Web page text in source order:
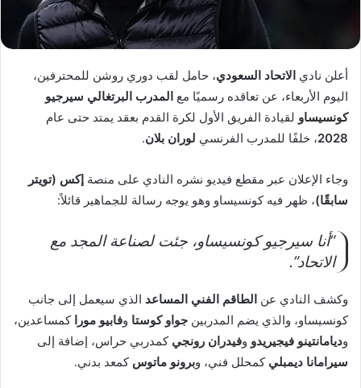
أعلن نادي الاتحاد السعودي، حامل لقب دوري روشن للمحترفين،
اليوم الأربعاء، عن تعاقده رسميًا مع المدرب البرتغالي سيرجيو
كونسيساو لقيادة الفريق الأول لكرة القدم بعقد يمتد حتى عام
2028، خلفًا للمدرب الفرنسي لوران بلان.
وجاء الإعلان عبر مقطع فيديو نشره النادي على منصة إكس (تويتر
سابقًا)، ظهر فيه كونسيساو وهو يوجه رسالة للجماهير قائلاً:
“أنا سيرجيو كونسيساو، جئت لصناعة المجد مع
الاتحاد”.
وكشف النادي عن الطاقم الفني المساعد الذي سيعمل إلى جانب
كونسيساو، والذي يضم المدربين جواو كوستا وفابيو مورا كمساعدين،
وديامانتينو فيجيريدو وفيدران رونجي كمدربي حراس، إضافة إلى
سيرامانا ديمبلي كمحلل فني، وبرونو ماتوس كمعد بدني.